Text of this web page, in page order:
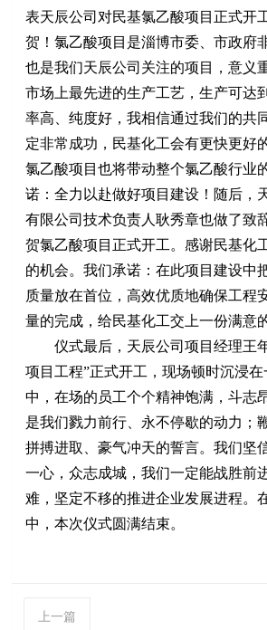
表天辰公司对民基氯乙酸项目正式开
贺！氯乙酸项目是淄博市委、市政府
也是我们天辰公司关注的项目，意义
市场上最先进的生产工艺，生产可达
率高、纯度好，我相信通过我们的共
定非常成功，民基化工会有更快更好
氯乙酸项目也将带动整个氯乙酸行业
诺：全力以赴做好项目建设！随后，
有限公司技术负责人耿秀章也做了致
贺氯乙酸项目正式开工。感谢民基化
的机会。我们承诺：在此项目建设中
质量放在首位，高效优质地确保工程
量的完成，给民基化工交上一份满意
仪式最后，天辰公司项目经理王
项目工程”正式开工，现场顿时沉浸
中，在场的员工个个精神饱满，斗志
是我们戮力前行、永不停歇的动力；
拼搏进取、豪气冲天的誓言。我们坚
一心，众志成城，我们一定能战胜前
难，坚定不移的推进企业发展进程。
中，本次仪式圆满结束。
上一篇